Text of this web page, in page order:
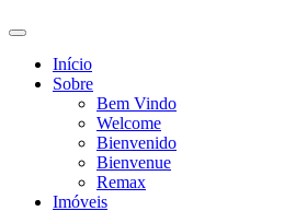
Toggle
search
field
Início
Sobre
Bem Vindo
Welcome
Bienvenido
Bienvenue
Remax
Imóveis